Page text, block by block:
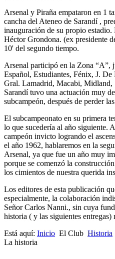
Arsenal y Piraña empataron en 1
cancha del Ateneo de Sarandí ,
inauguración de su propio
Héctor Grondona. (ex presidente
10' del segundo tiempo.
Arsenal participó en la Zona “A”,
Español, Estudiantes, Fénix, J.
Gral. Lamadrid, Macabi, Midland,
Sarandí tuvo una actuación muy
subcampeón, después de perder
El subcampeonato en su primera
lo que sucedería al año siguiente.
campeón invicto logrando el
el año 1962, hablaremos en la
Arsenal, ya que fue un año muy
porque se comenzó la
los cimientos de nuestra querida
Los editores de esta publicación
especialmente, la colaboración
Señor Carlos Nanni., sin cuya
historia ( y las siguientes
Está aquí: Inicio El Club Historia
La historia